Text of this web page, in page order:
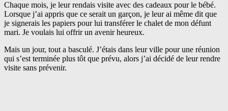
Chaque mois, je leur rendais visite avec des cadeaux pour le bébé.
Lorsque j’ai appris que ce serait un garçon, je leur ai même dit que
je signerais les papiers pour lui transférer le chalet de mon défunt
mari. Je voulais lui offrir un avenir heureux.
Mais un jour, tout a basculé. J’étais dans leur ville pour une réunion
qui s’est terminée plus tôt que prévu, alors j’ai décidé de leur rendre
visite sans prévenir.